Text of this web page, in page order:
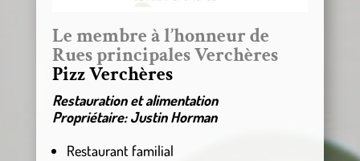
Le membre à l’honneur de
Rues principales Verchères
Pizz Verchères
Restauration et alimentation
Propriétaire: Justin Horman
Restaurant familial